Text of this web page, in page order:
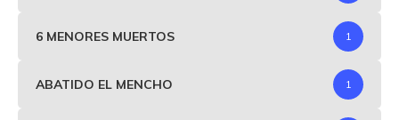
6 MENORES MUERTOS 1
ABATIDO EL MENCHO 1